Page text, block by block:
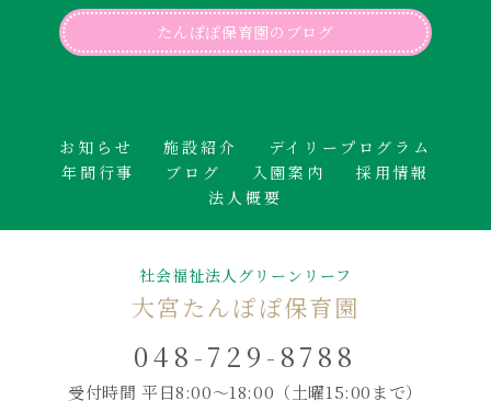
たんぽぽ保育園のブログ
お知らせ 施設紹介
デイリープログラム
年間行事
ブログ 入園案内
採用情報
法人概要
社会福祉法人グリーンリーフ
大宮たんぽぽ保育園
048-729-8788
受付時間 平日8:00～18:00 （土曜15:00まで）